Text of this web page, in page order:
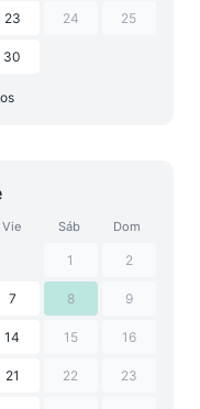
23 24 25
30
Vie Sáb Dom
1 2
7 8 9
14 15 16
21 22 23